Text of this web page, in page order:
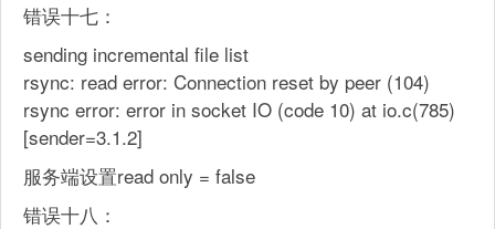
错误十七：
sending incremental file list
rsync: read error: Connection reset by peer (104)
rsync error: error in socket IO (code 10) at io.c(785)
[sender=3.1.2]
服务端设置read only = false
错误十八：